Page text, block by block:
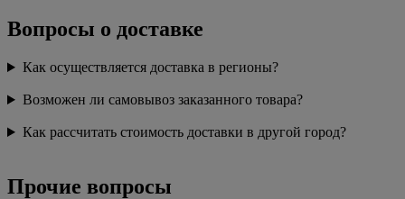
Вопросы о доставке
Как осуществляется доставка в регионы?
Возможен ли самовывоз заказанного товара?
Как рассчитать стоимость доставки в другой город?
Прочие вопросы